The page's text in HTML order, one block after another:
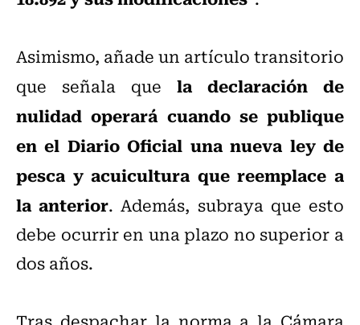
Asimismo, añade un artículo transitorio
que señala que la declaración de
nulidad operará cuando se publique
en el Diario Oficial una nueva ley de
pesca y acuicultura que reemplace a
la anterior. Además, subraya que esto
debe ocurrir en una plazo no superior a
dos años.